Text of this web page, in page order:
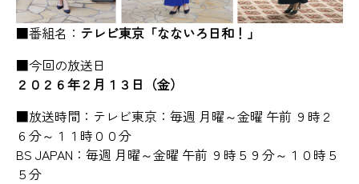
■番組名： テレビ東京「なないろ日和！」
■今回の放送日
２０２６年２月１３日（金）
■放送時間：テレビ東京：毎週 月曜～金曜 午前 ９時２
６分～１１時００分
BS JAPAN：毎週 月曜～金曜 午前 ９時５９分～１０時５
５分